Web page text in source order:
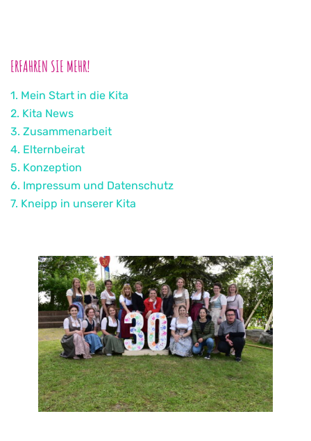
ERFAHREN SIE MEHR!
1. Mein Start in die Kita
2. Kita News
3. Zusammenarbeit
4. Elternbeirat
5. Konzeption
6. Impressum und Datenschutz
7. Kneipp in unserer Kita